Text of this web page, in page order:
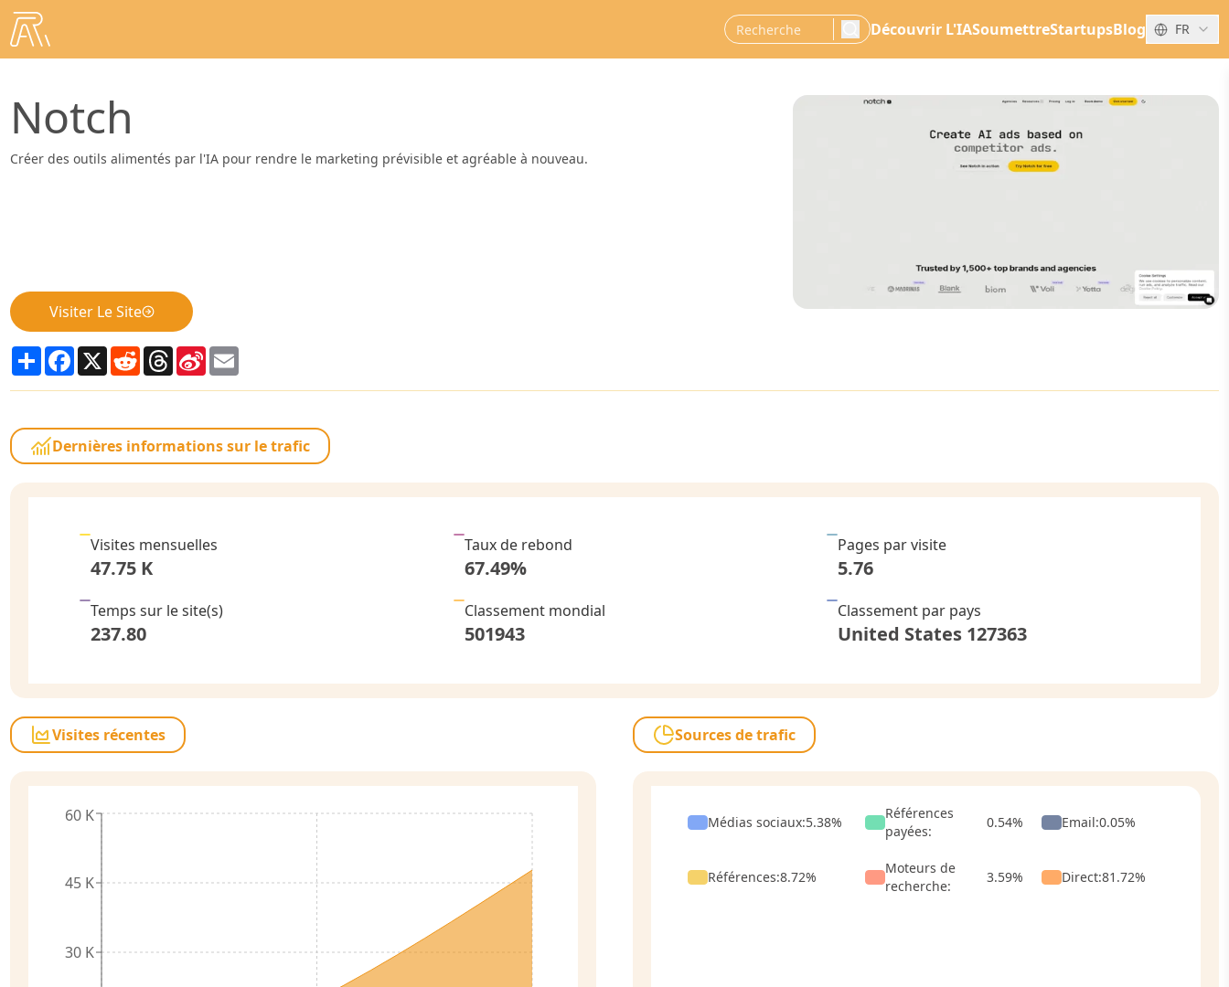
search
Découvrir L'IASoumettreStartupsBlog FR
Notch
Créer des outils alimentés par l'IA pour rendre le marketing prévisible et agréable à nouveau.
Visiter Le Site
ShareFacebook
X RedditThreads
Sina
Weibo
Dernières informations sur le trafic
Visites mensuelles
47.75 K
Taux de rebond
67.49%
Pages par visite
5.76
Temps sur le site(s)
237.80
Classement mondial
501943
Classement par pays
United States 127363
Visites récentes
30 K
45 K
60 K
Sources de trafic
Médias sociaux:5.38%
Références
payées:
0.54% Email:0.05%
Références:8.72%
Moteurs de
recherche:
3.59% Direct:81.72%